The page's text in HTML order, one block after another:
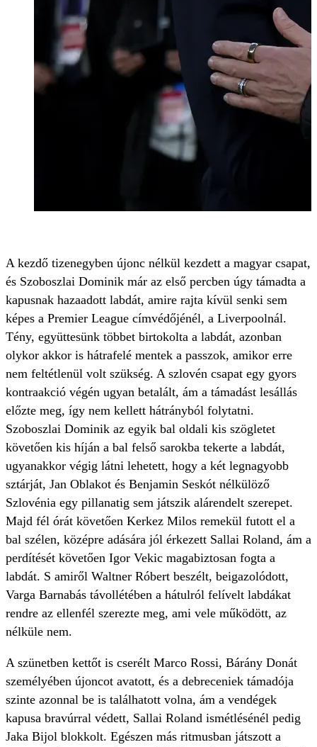
A kezdő tizenegyben újonc nélkül kezdett a magyar csapat,
és Szoboszlai Dominik már az első percben úgy támadta a
kapusnak hazaadott labdát, amire rajta kívül senki sem
képes a Premier League címvédőjénél, a Liverpoolnál.
Tény, együttesünk többet birtokolta a labdát, azonban
olykor akkor is hátrafelé mentek a passzok, amikor erre
nem feltétlenül volt szükség. A szlovén csapat egy gyors
kontraakció végén ugyan betalált, ám a támadást lesállás
előzte meg, így nem kellett hátrányból folytatni.
Szoboszlai Dominik az egyik bal oldali kis szögletet
követően kis híján a bal felső sarokba tekerte a labdát,
ugyanakkor végig látni lehetett, hogy a két legnagyobb
sztárját, Jan Oblakot és Benjamin Seskót nélkülöző
Szlovénia egy pillanatig sem játszik alárendelt szerepet.
Majd fél órát követően Kerkez Milos remekül futott el a
bal szélen, középre adására jól érkezett Sallai Roland, ám a
perdítését követően Igor Vekic magabiztosan fogta a
labdát. S amiről Waltner Róbert beszélt, beigazolódott,
Varga Barnabás távollétében a hátulról felívelt labdákat
rendre az ellenfél szerezte meg, ami vele működött, az
nélküle nem.
A szünetben kettőt is cserélt Marco Rossi, Bárány Donát
személyében újoncot avatott, és a debreceniek támadója
szinte azonnal be is találhatott volna, ám a vendégek
kapusa bravúrral védett, Sallai Roland ismétlésénél pedig
Jaka Bijol blokkolt. Egészen más ritmusban játszott a